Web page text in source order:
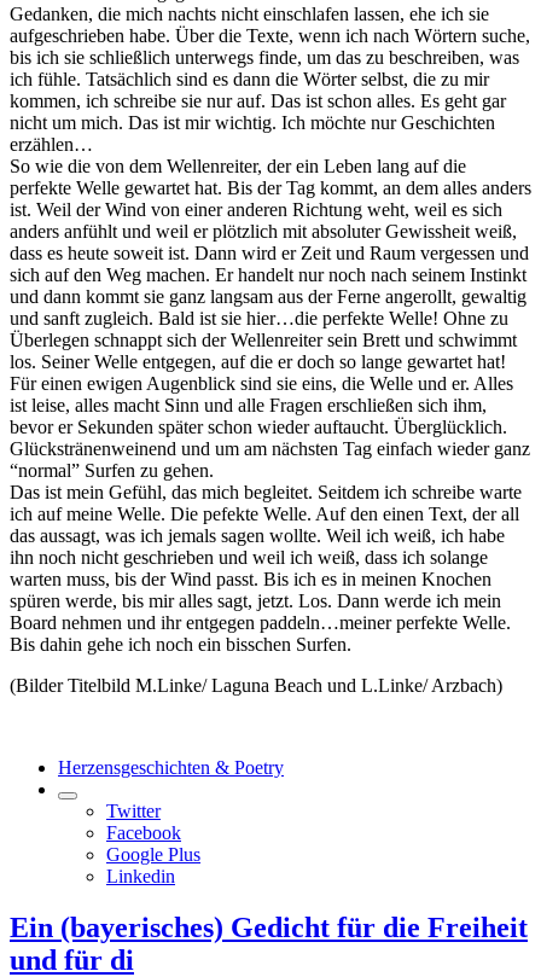
Gedanken, die mich nachts nicht einschlafen lassen, ehe ich sie
aufgeschrieben habe. Über die Texte, wenn ich nach Wörtern suche,
bis ich sie schließlich unterwegs finde, um das zu beschreiben, was
ich fühle. Tatsächlich sind es dann die Wörter selbst, die zu mir
kommen, ich schreibe sie nur auf. Das ist schon alles. Es geht gar
nicht um mich. Das ist mir wichtig. Ich möchte nur Geschichten
erzählen…
So wie die von dem Wellenreiter, der ein Leben lang auf die
perfekte Welle gewartet hat. Bis der Tag kommt, an dem alles anders
ist. Weil der Wind von einer anderen Richtung weht, weil es sich
anders anfühlt und weil er plötzlich mit absoluter Gewissheit weiß,
dass es heute soweit ist. Dann wird er Zeit und Raum vergessen und
sich auf den Weg machen. Er handelt nur noch nach seinem Instinkt
und dann kommt sie ganz langsam aus der Ferne angerollt, gewaltig
und sanft zugleich. Bald ist sie hier…die perfekte Welle! Ohne zu
Überlegen schnappt sich der Wellenreiter sein Brett und schwimmt
los. Seiner Welle entgegen, auf die er doch so lange gewartet hat!
Für einen ewigen Augenblick sind sie eins, die Welle und er. Alles
ist leise, alles macht Sinn und alle Fragen erschließen sich ihm,
bevor er Sekunden später schon wieder auftaucht. Überglücklich.
Glückstränenweinend und um am nächsten Tag einfach wieder ganz
“normal” Surfen zu gehen.
Das ist mein Gefühl, das mich begleitet. Seitdem ich schreibe warte
ich auf meine Welle. Die pefekte Welle. Auf den einen Text, der all
das aussagt, was ich jemals sagen wollte. Weil ich weiß, ich habe
ihn noch nicht geschrieben und weil ich weiß, dass ich solange
warten muss, bis der Wind passt. Bis ich es in meinen Knochen
spüren werde, bis mir alles sagt, jetzt. Los. Dann werde ich mein
Board nehmen und ihr entgegen paddeln…meiner perfekte Welle.
Bis dahin gehe ich noch ein bisschen Surfen.
(Bilder Titelbild M.Linke/ Laguna Beach und L.Linke/ Arzbach)
Herzensgeschichten & Poetry
Twitter
Facebook
Google Plus
Linkedin
Ein (bayerisches) Gedicht für die Freiheit
und für di